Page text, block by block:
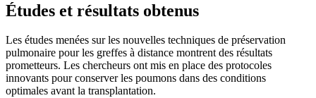
Études et résultats obtenus
Les études menées sur les nouvelles techniques de préservation
pulmonaire pour les greffes à distance montrent des résultats
prometteurs. Les chercheurs ont mis en place des protocoles
innovants pour conserver les poumons dans des conditions
optimales avant la transplantation.